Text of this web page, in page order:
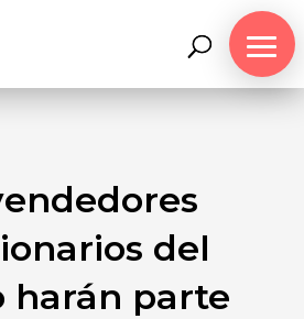
del
harán parte